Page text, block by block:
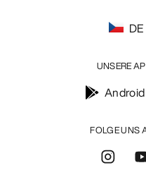
FOLGE UNS
DE
UNSERE